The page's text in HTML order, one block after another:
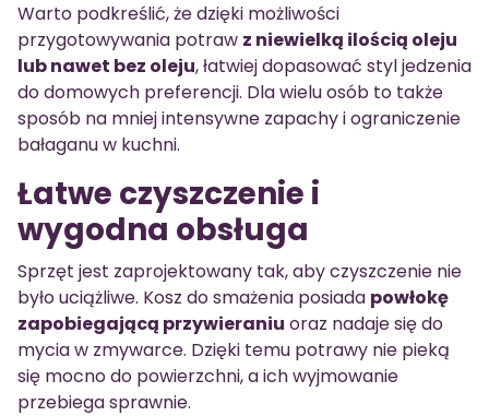
Warto podkreślić, że dzięki możliwości
przygotowywania potraw z niewielką ilością oleju
lub nawet bez oleju, łatwiej dopasować styl jedzenia
do domowych preferencji. Dla wielu osób to także
sposób na mniej intensywne zapachy i ograniczenie
bałaganu w kuchni.
Łatwe czyszczenie i
wygodna obsługa
Sprzęt jest zaprojektowany tak, aby czyszczenie nie
było uciążliwe. Kosz do smażenia posiada powłokę
zapobiegającą przywieraniu oraz nadaje się do
mycia w zmywarce. Dzięki temu potrawy nie pieką
się mocno do powierzchni, a ich wyjmowanie
przebiega sprawnie.